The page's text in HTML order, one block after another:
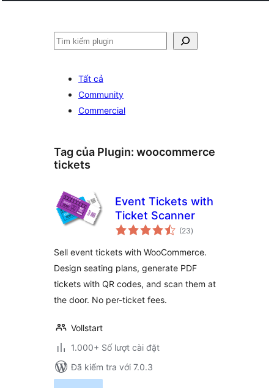
Tìm
Tất cả
Community
Commercial
Tag của Plugin: woocommerce
tickets
Event Tickets with
Ticket Scanner
(23tổng
đánh
)
Sell event tickets with WooCommerce.
Design seating plans, generate PDF
tickets with QR codes, and scan them at
the door. No per-ticket fees.
Vollstart
1.000+ Số lượt cài đặt
Đã kiểm tra với 7.0.3